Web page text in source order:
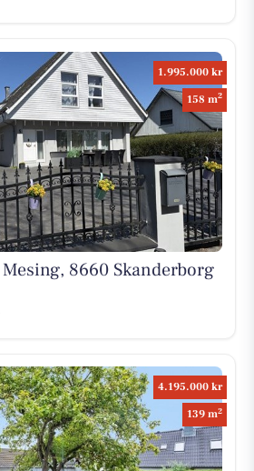
1.995.000 kr
158 m2
8660 Skanderborg
4.195.000 kr
139 m2